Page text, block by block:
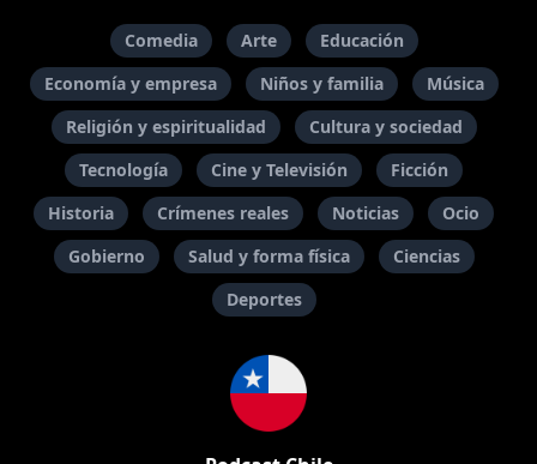
Comedia Arte
Educación
Economía y empresa
Niños y familia
Música
Religión y espiritualidad
Cultura y sociedad
Tecnología
Cine y Televisión
Ficción
Historia
Crímenes reales Noticias
Ocio
Gobierno
Salud y forma física
Ciencias
Deportes